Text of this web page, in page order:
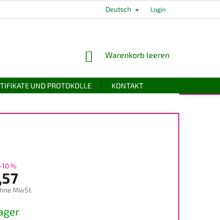
Deutsch Login
WARENKORB
Warenkorb leeren
UND PROTOKOLLE KONTAKT
%
MwSt.